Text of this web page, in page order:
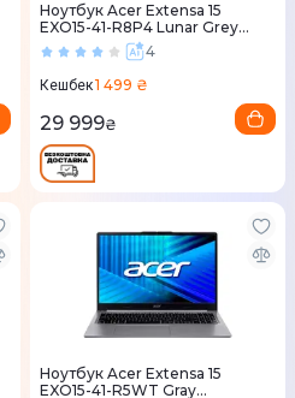
Ноутбук Acer Extensa 15
EXO15-41-R8P4 Lunar Grey
(NX.EL5EU.008)4
Кешбек1 499 ₴
29 999₴
Ноутбук Acer Extensa 15
EXO15-41-R5WT Gray